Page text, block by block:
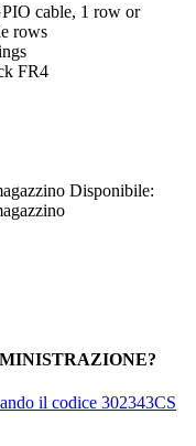
cable, 1 row or
rows
FR4
Disponibile:
il codice 302343CS